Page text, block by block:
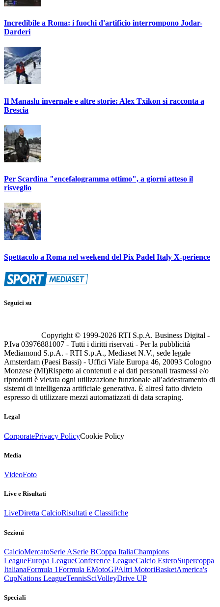
Incredibile a Roma: i fuochi d'artificio interrompono Jodar-
Darderi
Il Manaslu invernale e altre storie: Alex Txikon si racconta a
Brescia
Per Scardina "encefalogramma ottimo", a giorni atteso il
risveglio
Spettacolo a Roma nel weekend del Pix Padel Italy X-perience
Seguici su
Copyright © 1999-2026 RTI S.p.A. Business Digital -
P.Iva 03976881007 - Tutti i diritti riservati - Per la pubblicità
Mediamond S.p.A. - RTI S.p.A., Mediaset N.V., sede legale
Amsterdam (Paesi Bassi) - Uffici Viale Europa 46, 20093 Cologno
Monzese (MI)Rispetto ai contenuti e ai dati personali trasmessi e/o
riprodotti è vietata ogni utilizzazione funzionale all’addestramento di
sistemi di intelligenza artificiale generativa. È altresì fatto divieto
espresso di utilizzare mezzi automatizzati di data scraping.
Legal
CorporatePrivacy PolicyCookie Policy
Media
VideoFoto
Live e Risultati
LiveDiretta CalcioRisultati e Classifiche
Sezioni
CalcioMercatoSerie ASerie BCoppa ItaliaChampions
LeagueEuropa LeagueConference LeagueCalcio EsteroSupercoppa
ItalianaFormula 1Formula EMotoGPAltri MotoriBasketAmerica's
CupNations LeagueTennisSciVolleyDrive UP
Speciali